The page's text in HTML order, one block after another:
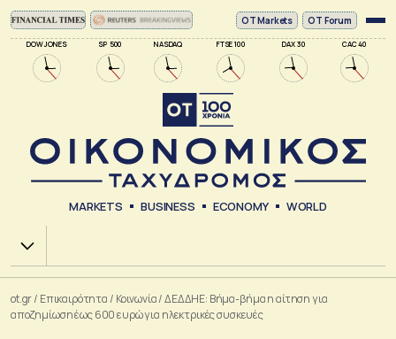
DOW JONES SP 500 NASDAQ FTSE 100 DAX 30 CAC 40
ΟΤ Markets OT Forum
MARKETS BUSINESS ECONOMY WORLD
Χ.Α.
ot.gr/ Επικαιρότητα / Κοινωνία/ΔΕΔΔΗΕ: Βήμα-βήμα η αίτηση για
αποζημίωση έως 600 ευρώ για ηλεκτρικές συσκευές